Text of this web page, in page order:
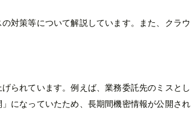
対策等について解説しています。また、クラウ
られています。例えば、業務委託先のミスとし
になっていたため、長期間機密情報が公開され